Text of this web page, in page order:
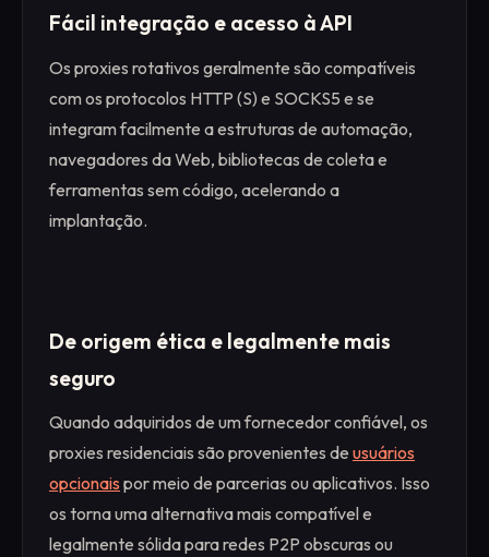
Fácil integração e acesso à API
Os proxies rotativos geralmente são compatíveis
com os protocolos HTTP (S) e SOCKS5 e se
integram facilmente a estruturas de automação,
navegadores da Web, bibliotecas de coleta e
ferramentas sem código, acelerando a
implantação.
De origem ética e legalmente mais
seguro
Quando adquiridos de um fornecedor confiável, os
proxies residenciais são provenientes de usuários
opcionaispor meio de parcerias ou aplicativos. Isso
os torna uma alternativa mais compatível e
legalmente sólida para redes P2P obscuras ou